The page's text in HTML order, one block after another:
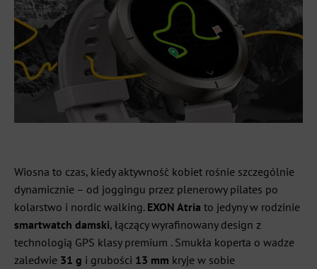
Wiosna to czas, kiedy aktywność kobiet rośnie szczególnie
dynamicznie – od joggingu przez plenerowy pilates po
kolarstwo i nordic walking. EXON Atria to jedyny w rodzinie
smartwatch damski, łączący wyrafinowany design z
technologią GPS klasy premium . Smukła koperta o wadze
zaledwie 31 g i grubości 13 mm kryje w sobie